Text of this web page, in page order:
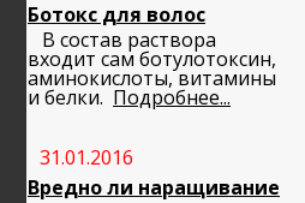
Ботокс для волос
В состав раствора
входит сам ботулотоксин,
аминокислоты, витамины
и белки. Подробнее...
31.01.2016
Вредно ли наращивание